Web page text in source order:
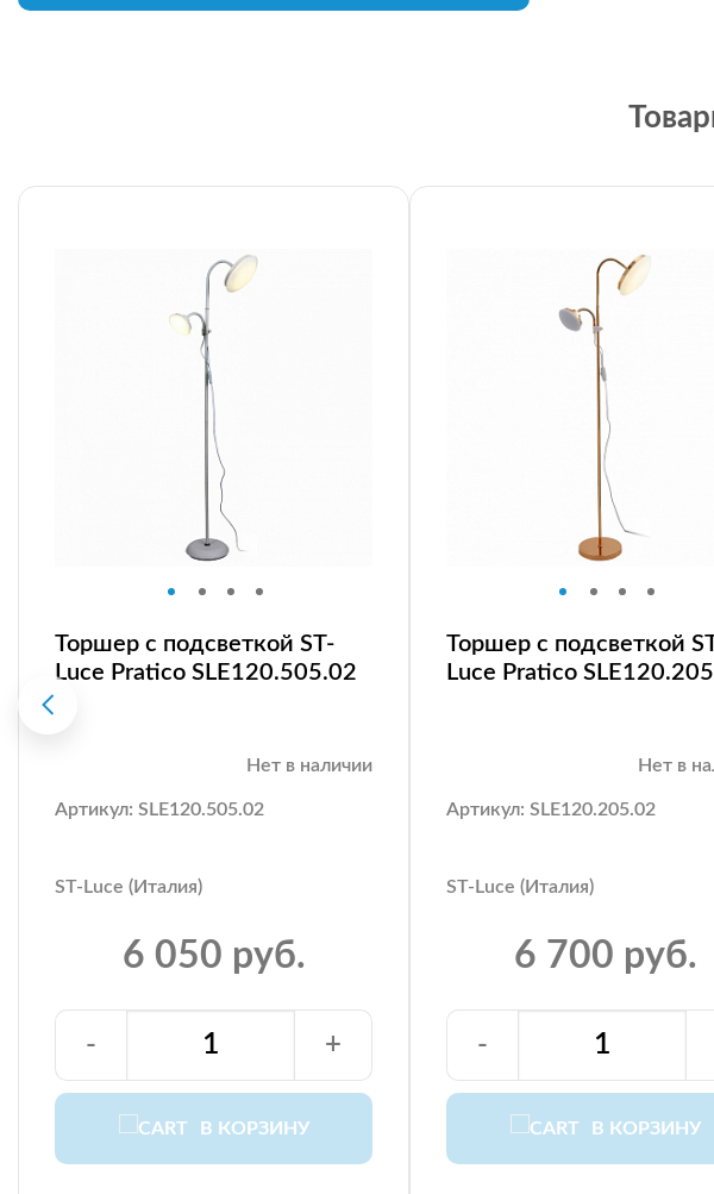
Торшер с подсветкой ST-
Luce Pratico SLE120.505.02
Нет в наличии
Артикул: SLE120.505.02
ST-Luce (Италия)
6 050 руб.
В КОРЗИНУ
- +
Торшер с подсветкой
Luce Pratico
Нет в
Артикул: SLE120.205.02
ST-Luce (Италия)
6 700 руб.
В КОРЗИНУ
-